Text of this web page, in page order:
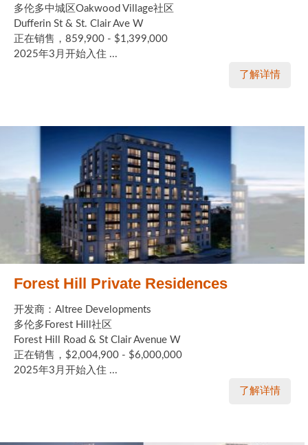
多伦多中城区Oakwood Village社区
Dufferin St & St. Clair Ave W
正在销售，859,900 - $1,399,000
2025年3月开始入住 ...
了解详情
Forest Hill Private Residences
开发商：Altree Developments
多伦多Forest Hill社区
Forest Hill Road & St Clair Avenue W
正在销售，$2,004,900 - $6,000,000
2025年3月开始入住 ...
了解详情